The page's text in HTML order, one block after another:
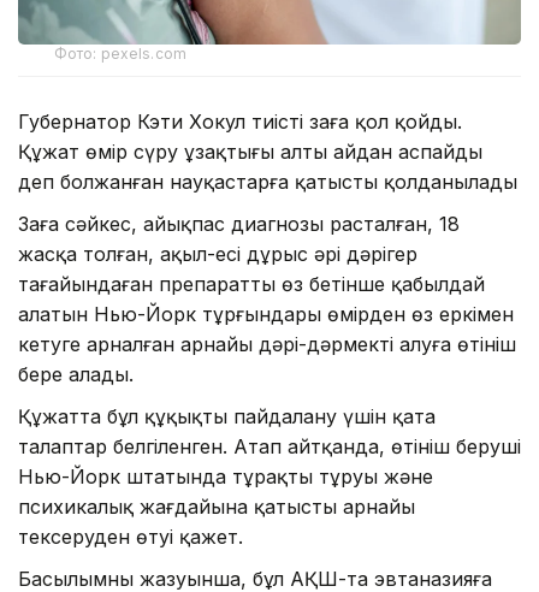
Фото: pexels.com
Губернатор Кэти Хокул тиісті заңға қол қойды.
Құжат өмір сүру ұзақтығы алты айдан аспайды
деп болжанған науқастарға қатысты қолданылады
Заңға сәйкес, айықпас диагнозы расталған, 18
жасқа толған, ақыл-есі дұрыс әрі дәрігер
тағайындаған препаратты өз бетінше қабылдай
алатын Нью-Йорк тұрғындары өмірден өз еркімен
кетуге арналған арнайы дәрі-дәрмекті алуға өтініш
бере алады.
Құжатта бұл құқықты пайдалану үшін қатаң
талаптар белгіленген. Атап айтқанда, өтініш беруші
Нью-Йорк штатында тұрақты тұруы және
психикалық жағдайына қатысты арнайы
тексеруден өтуі қажет.
Басылымның жазуынша, бұл АҚШ-та эвтаназияға